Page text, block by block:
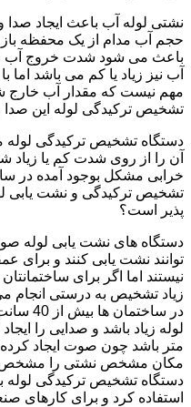
نشتی لوله آب باعث ایجاد صدا
حجم آب مدام از یک محفظه باز
باعث می شود شدت خروج آب
آب نیز زیاد یا کم می باشد
مهم نیست که مقدار آب خارج
تشخیص ترکیدگی لوله این
دستگاه تشخیص ترکیدگی لوله
آن را از روی شدت کم یا زیاد
خرابی مشکل بوجود آمده در
تشخیص ترکیدگی و نشت یابی
پذیر است؟
نیستند اما اگر برای
زیاد تشخیص به درستی انجام
در
متر باشد چون صوت ایجاد
مکان مشخص نشتی را مشخص
دستگاه تشخیص ترکیدگی لوله
استفاده کرد و برای کارهای